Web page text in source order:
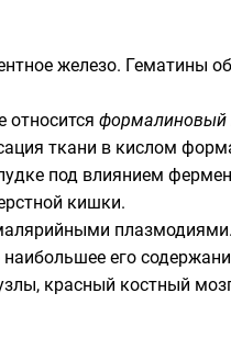
железо. Гематины
относится формалиновый
ткани в кислом
под влиянием
кишки.
его
красный костный